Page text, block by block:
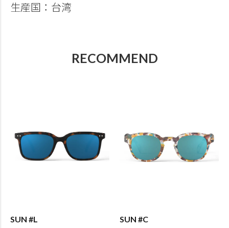
生産国：台湾
RECOMMEND
SUN #L
SUN #C